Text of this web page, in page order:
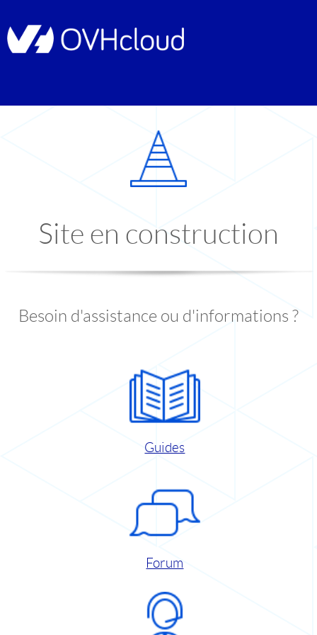
Site en construction
Besoin d'assistance ou d'informations ?
Guides
Forum